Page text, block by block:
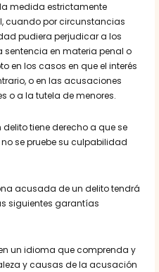
medida estrictamente
cuando por circunstancias
pudiera perjudicar a los
sentencia en materia penal o
en los casos en que el interés
o en las acusaciones
o a la tutela de menores.
tiene derecho a que se
se pruebe su culpabilidad
acusada de un delito tendrá
siguientes garantías
un idioma que comprenda y
y causas de la acusación